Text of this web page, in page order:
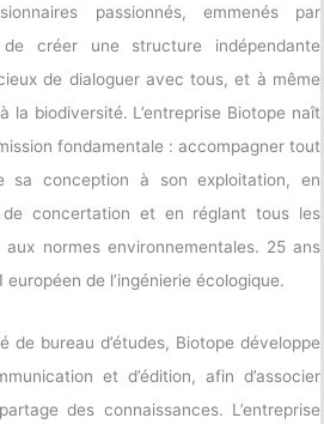
passionnés, emmenés par
créer une structure indépendante
de dialoguer avec tous, et à même
la biodiversité. L’entreprise Biotope naît
fondamentale : accompagner tout
sa conception à son exploitation, en
de concertation et en réglant tous les
normes environnementales. 25 ans
européen de l’ingénierie écologique.
de bureau d’études, Biotope développe
et d’édition, afin d’associer
des connaissances. L’entreprise